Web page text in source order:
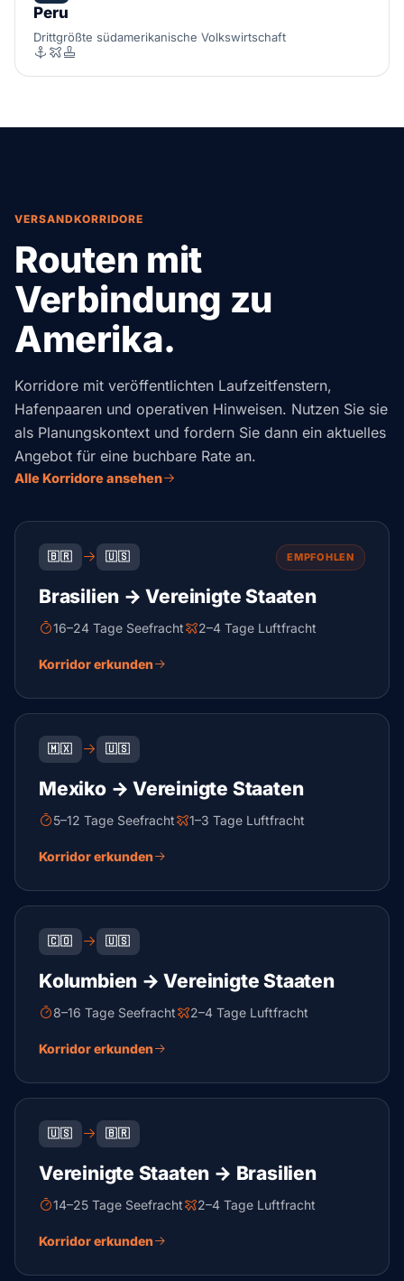
Peru
Drittgrößte südamerikanische Volkswirtschaft
VERSANDKORRIDORE
Routen mit
Verbindung zu
Amerika.
Korridore mit veröffentlichten Laufzeitfenstern,
Hafenpaaren und operativen Hinweisen. Nutzen Sie sie
als Planungskontext und fordern Sie dann ein aktuelles
Angebot für eine buchbare Rate an.
Alle Korridore ansehen
🇧🇷 🇺🇸 EMPFOHLEN
Brasilien → Vereinigte Staaten
16–24 Tage Seefracht 2–4 Tage Luftfracht
Korridor erkunden
🇲🇽 🇺🇸
Mexiko → Vereinigte Staaten
5–12 Tage Seefracht 1–3 Tage Luftfracht
Korridor erkunden
🇨🇴 🇺🇸
Kolumbien → Vereinigte Staaten
8–16 Tage Seefracht 2–4 Tage Luftfracht
Korridor erkunden
🇺🇸 🇧🇷
Vereinigte Staaten → Brasilien
14–25 Tage Seefracht 2–4 Tage Luftfracht
Korridor erkunden